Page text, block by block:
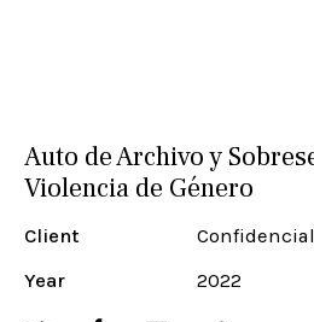
Auto de Archivo y
Violencia de Género
Client
Confidencial
Year
2022